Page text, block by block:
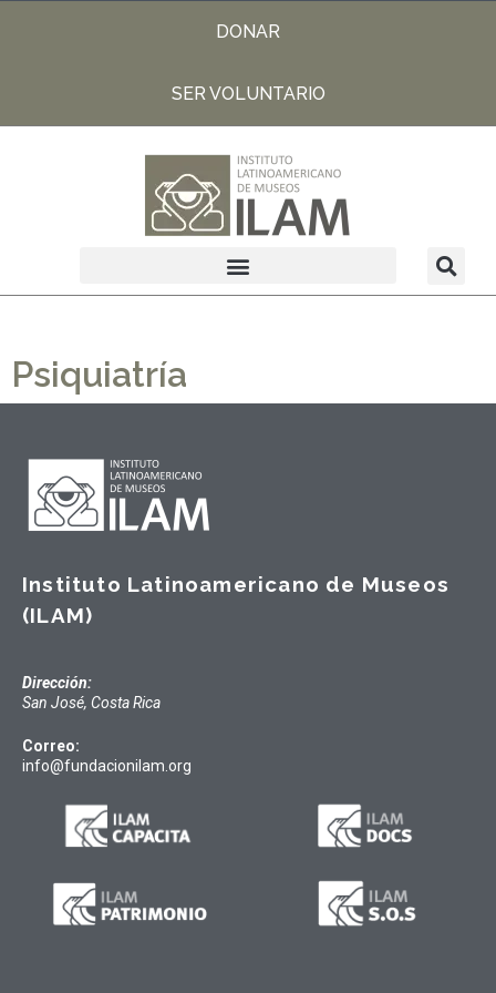
DONAR
SER VOLUNTARIO
Psiquiatría
Instituto Latinoamericano de Museos
(ILAM)
Dirección:
San José, Costa Rica
Correo:
info@fundacionilam.org